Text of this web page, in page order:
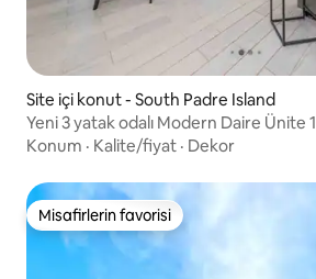
Site içi konut - South Padre Island
Yeni 3 yatak odalı Modern Daire Ünite 1
Konum · Kalite/fiyat · Dekor
Misafirlerin favorisi
Misafirlerin favorisi